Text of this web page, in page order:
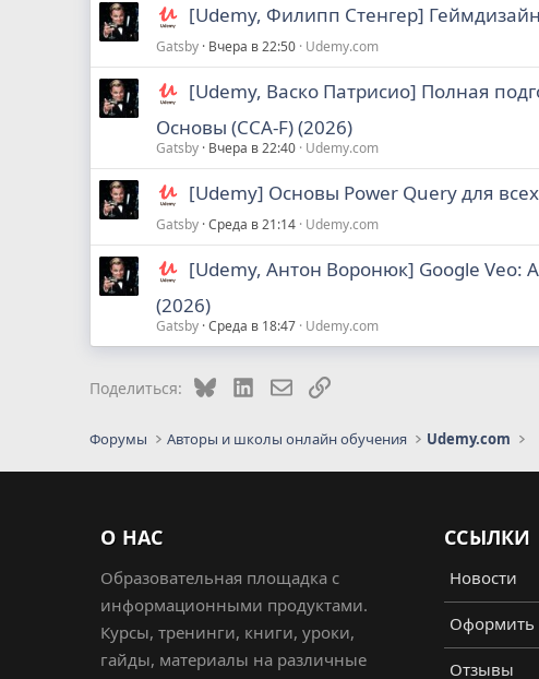
[Udemy, Филипп Стенгер]
Gatsby Вчера в 22:50 Udemy.com
[Udemy, Васко Патрисио] Полная
Основы (CCA-F) (2026)
Gatsby Вчера в 22:40 Udemy.com
[Udemy] Основы Power Query для
Gatsby Среда в 21:14 Udemy.com
[Udemy, Антон Воронюк] Google Veo:
(2026)
Gatsby Среда в 18:47 Udemy.com
Поделиться: BlueskyLinkedInЭлектронная почта
Ссылка
Форумы Авторы и школы онлайн обучения Udemy.com
О НАС
Образовательная площадка с
информационными продуктами.
Курсы, тренинги, книги, уроки,
гайды, материалы на различные
ССЫЛКИ
Новости
Оформить
Отзывы